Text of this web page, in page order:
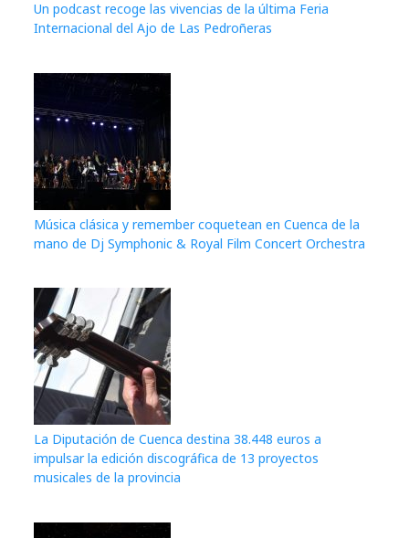
Un podcast recoge las vivencias de la última Feria
Internacional del Ajo de Las Pedroñeras
Música clásica y remember coquetean en Cuenca de la
mano de Dj Symphonic & Royal Film Concert Orchestra
La Diputación de Cuenca destina 38.448 euros a
impulsar la edición discográfica de 13 proyectos
musicales de la provincia